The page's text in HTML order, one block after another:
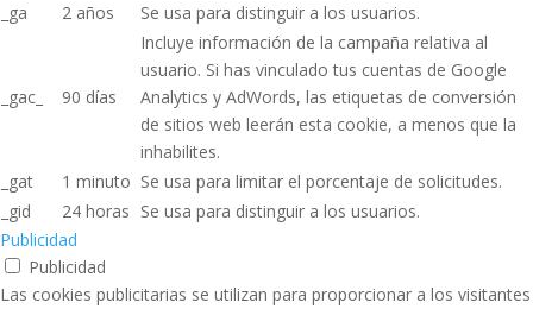
_ga
2 años Se usa para distinguir a los usuarios.
_gac_ 90 días
Incluye información de la campaña relativa al
usuario. Si has vinculado tus cuentas de Google
Analytics y AdWords, las etiquetas de conversión
de sitios web leerán esta cookie, a menos que la
inhabilites.
_gat
1 minuto Se usa para limitar el porcentaje de solicitudes.
_gid
24 horas Se usa para distinguir a los usuarios.
Publicidad
Publicidad
Las cookies publicitarias se utilizan para proporcionar a los visitantes